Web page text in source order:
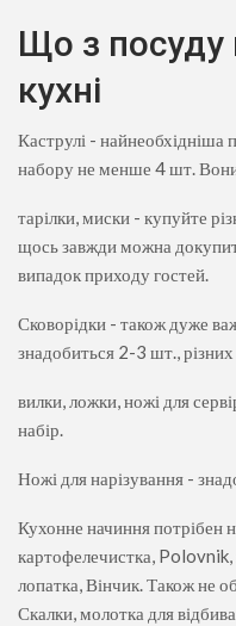
Що з посуду
кухні
Каструлі - найнеобхідніша
набору не менше 4 шт.
тарілки, миски - купуйте
щось завжди можна
випадок приходу гостей.
Сковорідки - також дуже
знадобиться 2-3 шт.,
вилки, ложки, ножі для
набір.
Ножі для нарізування -
Кухонне начиння потрібен
картофелечистка,
лопатка, Вінчик. Також не
Скалки, молотка для